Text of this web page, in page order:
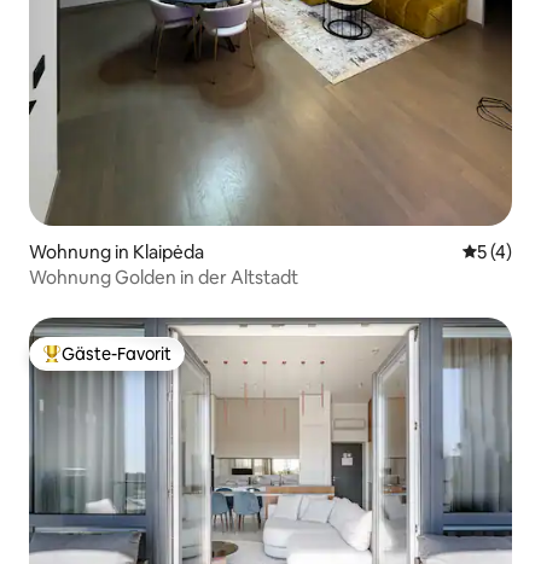
Wohnung in Klaipėda
5 (4)
Wohnung Golden in der Altstadt
Beliebter Gäste-Favorit.
Gäste-Favorit